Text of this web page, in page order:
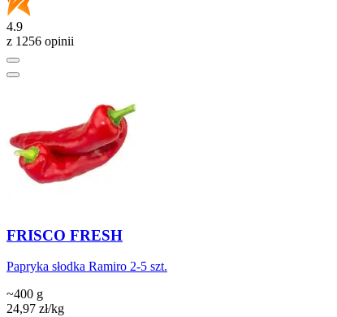
4.9
z 1256 opinii
FRISCO FRESH
Papryka słodka Ramiro 2-5 szt.
~400 g
24,97 zł/kg